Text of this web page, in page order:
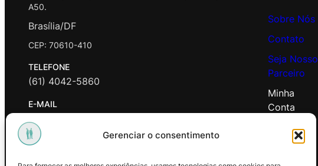
Gerenciar o consentimento
A50.
Brasília/DF
CEP: 70610-410
TELEFONE
(61) 4042-5860
E-MAIL
contato@promasters.net.br
HORÁRIO DE ATENDIMENTO
Sobre Nós
Contato
Seja Nosso
Parceiro
Minha
Conta